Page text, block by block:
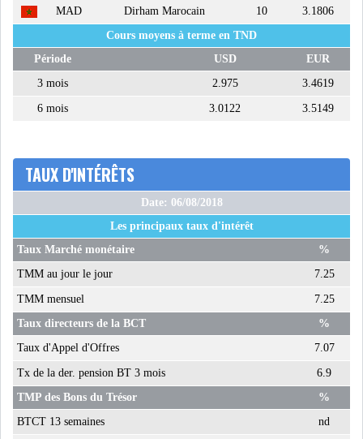
LES PRIX DU PÉTROLE
GRIMPENT SOUS L...
RSS
TUSTEX PLUS
MAD Dirham Marocain 10
3.1806
Cours moyens à terme en TND
Période
USD
EUR
3 mois
2.975 3.4619
6 mois 3.0122 3.5149
TAUX D'INTÉRÊTS
Date: 06/08/2018
Les principaux taux d'intérêt
Taux Marché monétaire
%
TMM au jour le jour
7.25
TMM mensuel
7.25
Taux directeurs de la BCT
%
Taux d'Appel d'Offres
7.07
Tx de la der. pension BT 3 mois
6.9
TMP des Bons du Trésor
%
BTCT 13 semaines
nd